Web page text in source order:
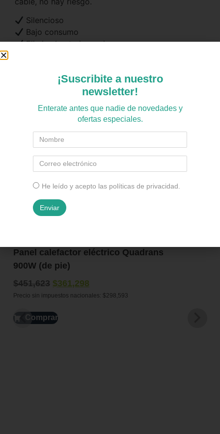
Silencioso
Bajo consumo
Elimina bacterias y virus
PROMO INVIERNO
Panel calefactor eléctrico Quadrans
900W (de pie)
$451,623 $361,298
Precio sin impuestos nacionales: $298,593
Comprar
¡Suscribite a nuestro
newsletter!
Enterate antes que nadie de novedades y
ofertas especiales.
He leído y acepto las políticas de privacidad.
Enviar